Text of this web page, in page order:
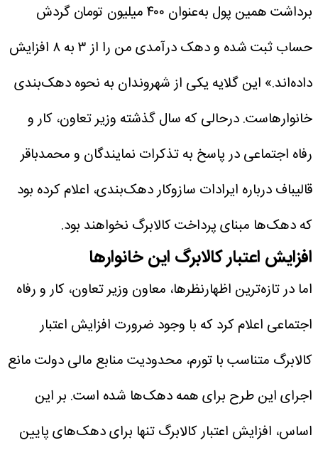
برداشت همین پول به‌عنوان ۴۰۰ میلیون تومان گردش
حساب ثبت شده و دهک درآمدی من را از ۳ به ۸ افزایش
داده‌اند.» این گلایه یکی از شهروندان به نحوه دهک‌بندی
خانوارهاست.درحالی که سال گذشته وزیر تعاون، کار و
رفاه اجتماعی در پاسخ به تذکرات نمایندگان و محمدباقر
قالیباف درباره ایرادات سازوکار دهک‌بندی، اعلام کرده بود
که دهک‌ها مبنای پرداخت کالابرگ نخواهند بود.
افزایش اعتبار کالابرگ این خانوارها
اما در تازه‌ترین اظهارنظرها، معاون وزیر تعاون، کار و رفاه
اجتماعی اعلام کرد که با وجود ضرورت افزایش اعتبار
کالابرگ متناسب با تورم، محدودیت منابع مالی دولت مانع
اجرای این طرح برای همه دهک‌ها شده است. بر این
اساس، افزایش اعتبار کالابرگ تنها برای دهک‌های پایین